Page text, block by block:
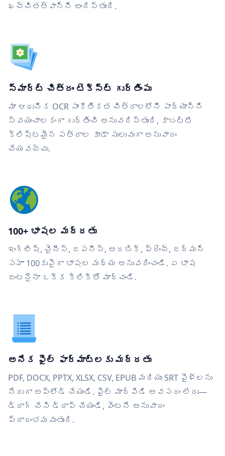
ఖచ్చితత్వాన్ని అందిస్తుంది.
స్మార్ట్ చిత్రం టెక్స్ట్ గుర్తింపు
మా ఆధునిక OCR సాంకేతికత చిత్రాలలోని పాఠ్యాన్ని
స్వయంచాలకంగా గుర్తించి అనువదిస్తుంది, కాబట్టి
క్లిష్టమైన పత్రాల కూడా సులువుగా అనువాదం
చేయవచ్చు.
100+ భాషల మద్దతు
ఇంగ్లీష్, చైనీస్, జపనీస్, అరబిక్, ఫ్రెంచ్, జర్మన్
సహా 100కుపైగా భాషల మధ్య అనువదించండి. ఏ భాష
జంటనైనా ఒక్క క్లిక్‌తో మార్చండి.
అనేక ఫైల్ ఫార్మాట్‌లకు మద్దతు
PDF, DOCX, PPTX, XLSX, CSV, EPUB మరియు SRT ఫైళ్లను
నేరుగా అప్‌లోడ్ చేయండి. ఫైల్ మార్పిడి అవసరం లేదు—
డ్రాగ్ చేసి డ్రాప్ చేయండి, వెంటనే అనువాదం
ప్రారంభమవుతుంది.